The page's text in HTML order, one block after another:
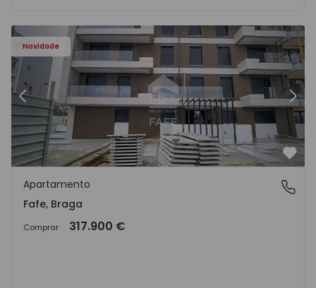
Novidade
Anterior
Fafe, Braga
Apartamento
Fafe, Braga
Comprar 317.900 €